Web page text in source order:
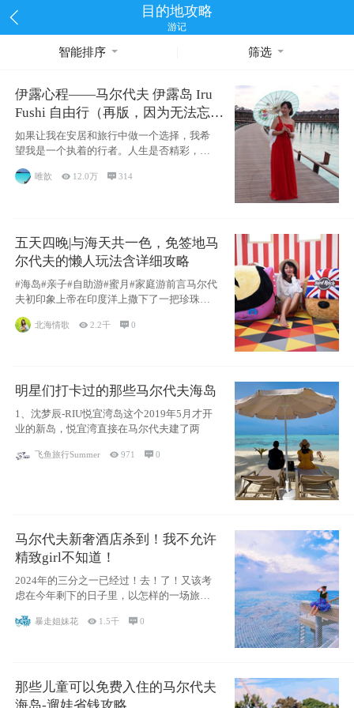
目的地攻略
游记
智能排序 筛选
伊露心程——马尔代夫 伊露岛 Iru
Fushi 自由行（再版，因为无法忘却
的留恋）
如果让我在安居和旅行中做一个选择，我希
望我是一个执着的行者。人生是否精彩，都
源于自己
唯歆  12.0万  314
五天四晚|与海天共一色，免签地马
尔代夫的懒人玩法含详细攻略
#海岛#亲子#自助游#蜜月#家庭游前言马尔代
夫初印象上帝在印度洋上撒下了一把珍珠，
北海情歌 2.2千 0
明星们打卡过的那些马尔代夫海岛
1、沈梦辰-RIU悦宜湾岛这个2019年5月才开
业的新岛，悦宜湾直接在马尔代夫建了两
飞鱼旅行Summer 971 0
马尔代夫新奢酒店杀到！我不允许
精致girl不知道！
2024年的三分之一已经过！去！了！又该考
虑在今年剩下的日子里，以怎样的一场旅行
暴走姐妹花  1.5千 0
那些儿童可以免费入住的马尔代夫